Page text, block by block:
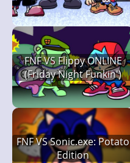
FNF VS Flippy ONLINE
(Friday Night Funkin')
FNF VS Sonic.exe: Potato
Edition